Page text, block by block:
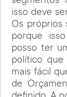
isso deve
Os próprios
porque
posso ter
político que
mais fácil
de